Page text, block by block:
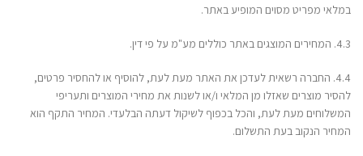
במלאי מפריט מסוים המופיע באתר.
4.3. המחירים המוצגים באתר כוללים מע"מ על פי דין.
4.4. החברה רשאית לעדכן את האתר מעת לעת, להוסיף או להחסיר פרטים,
להסיר מוצרים שאזלו מן המלאי ו/או לשנות את מחירי המוצרים ותעריפי
המשלוחים מעת לעת, והכל בכפוף לשיקול דעתה הבלעדי. המחיר התקף הוא
המחיר הנקוב בעת התשלום.